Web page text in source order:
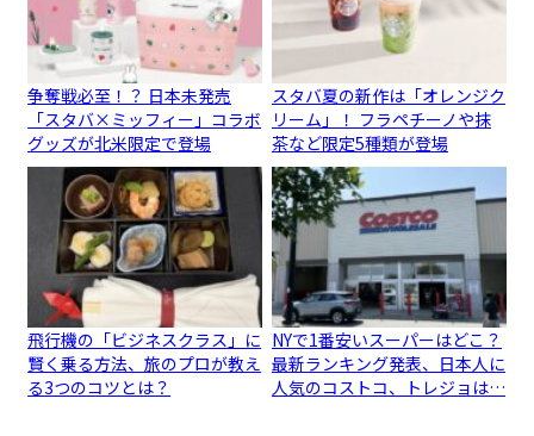
争奪戦必至！？ 日本未発売
「スタバ×ミッフィー」コラボ
グッズが北米限定で登場
スタバ夏の新作は「オレンジク
リーム」！ フラペチーノや抹
茶など限定5種類が登場
飛行機の「ビジネスクラス」に
賢く乗る方法、旅のプロが教え
る3つのコツとは？
NYで1番安いスーパーはどこ？
最新ランキング発表、日本人に
人気のコストコ、トレジョは…